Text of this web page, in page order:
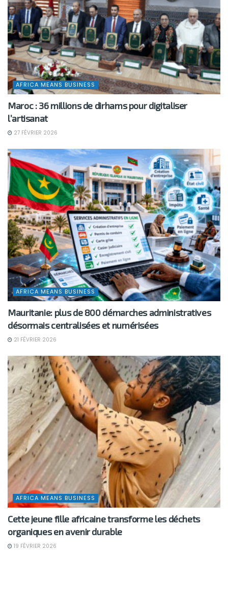
AFRICA MEANS BUSINESS
Maroc : 36 millions de dirhams pour digitaliser
l’artisanat
27 FÉVRIER 2026
AFRICA MEANS BUSINESS
Mauritanie: plus de 800 démarches administratives
désormais centralisées et numérisées
21 FÉVRIER 2026
AFRICA MEANS BUSINESS
Cette jeune fille africaine transforme les déchets
organiques en avenir durable
19 FÉVRIER 2026